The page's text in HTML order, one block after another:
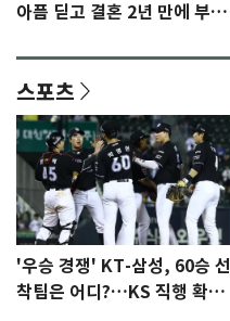
아픔 딛고 결혼 2년 만에 부모
스포츠
'우승 경쟁' KT-삼성, 60승 선
착팀은 어디?…KS 직행 확률